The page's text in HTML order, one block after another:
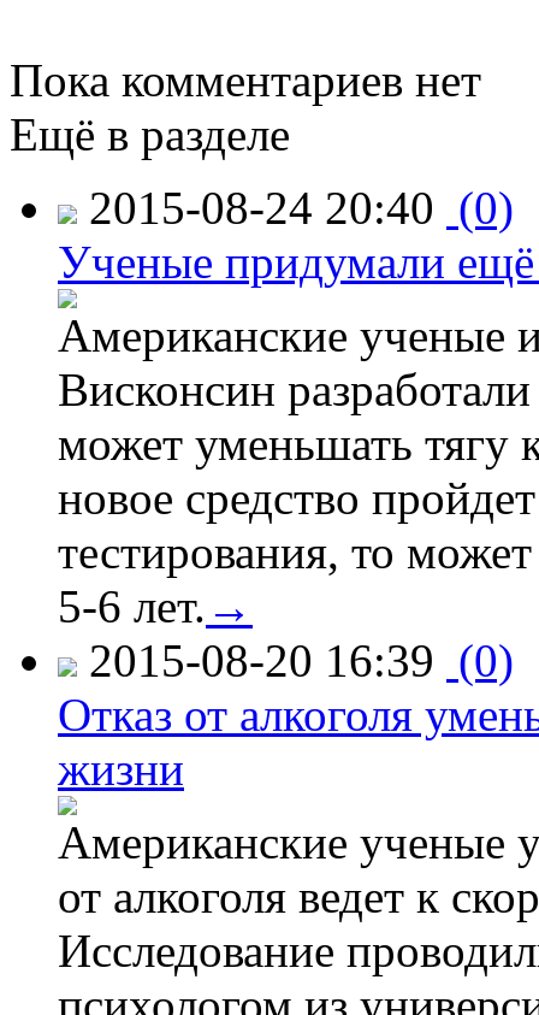
Пока комментариев нет
Ещё в разделе
2015-08-24 20:40 (0)
Ученые придумали ещё
Американские ученые
Висконсин
может уменьшать тягу
новое средство
тестирования, то
5-6 лет. →
2015-08-20 16:39 (0)
Отказ от алкоголя
жизни
Американские ученые
от алкоголя ведет к
Исследование
психологом из